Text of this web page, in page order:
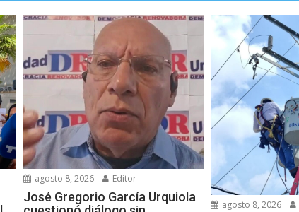
agosto 8, 2026 Editor
José Gregorio García Urquiola
agosto 8, 2026